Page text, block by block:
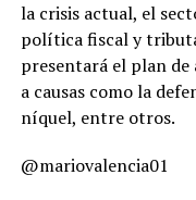
la crisis actual, el
política fiscal y
presentará el plan de
a causas como la
níquel, entre otros.
@mariovalencia01